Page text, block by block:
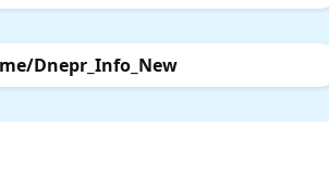
Dnepr_Info_New